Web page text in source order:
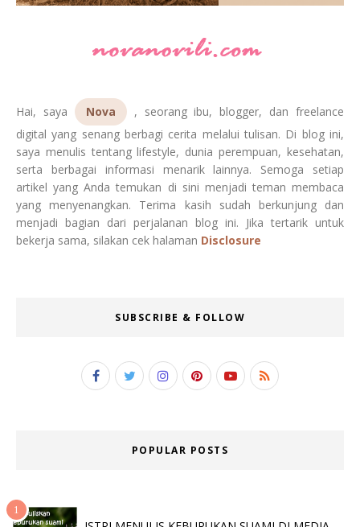
Hai, saya Nova
, seorang ibu, blogger, dan freelance
digital yang senang berbagi cerita melalui tulisan. Di blog ini,
saya menulis tentang lifestyle, dunia perempuan, kesehatan,
serta berbagai informasi menarik lainnya. Semoga setiap
artikel yang Anda temukan di sini menjadi teman membaca
yang menyenangkan. Terima kasih sudah berkunjung dan
menjadi bagian dari perjalanan blog ini. Jika tertarik untuk
bekerja sama, silakan cek halaman Disclosure
SUBSCRIBE & FOLLOW
POPULAR POSTS